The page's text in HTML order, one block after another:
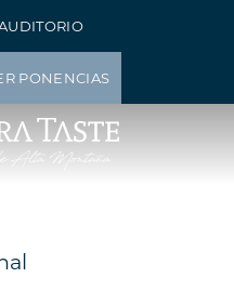
PONENCIAS